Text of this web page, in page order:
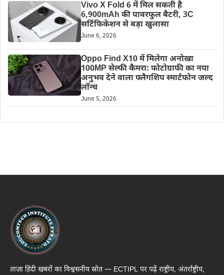
Vivo X Fold 6 में मिल सकती है
6,900mAh की पावरफुल बैटरी, 3C
सर्टिफिकेशन से बड़ा खुलासा
June 6, 2026
Oppo Find X10 में मिलेगा अनोखा
100MP सेल्फी कैमरा: फोटोग्राफी का नया
अनुभव देने वाला फ्लैगशिप स्मार्टफोन जल्द
लॉन्च
June 5, 2026
ताज़ा हिंदी खबरों का विश्वसनीय स्रोत — ECTIPL पर पढ़ें राष्ट्रीय, अंतर्राष्ट्रीय,